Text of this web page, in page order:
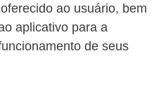
ao usuário, bem
aplicativo para a
de seus